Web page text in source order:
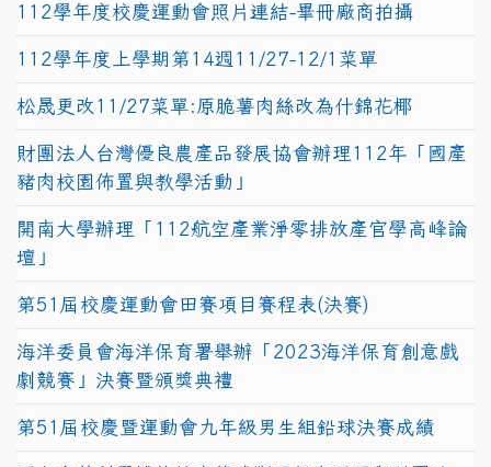
112學年度校慶運動會照片連結-畢冊廠商拍攝
112學年度上學期第14週11/27-12/1菜單
松晟更改11/27菜單:原脆薯肉絲改為什錦花椰
財團法人台灣優良農產品發展協會辦理112年「國產
豬肉校園佈置與教學活動」
開南大學辦理「112航空產業淨零排放產官學高峰論
壇」
第51屆校慶運動會田賽項目賽程表(決賽)
海洋委員會海洋保育署舉辦「2023海洋保育創意戲
劇競賽」決賽暨頒獎典禮
第51屆校慶暨運動會九年級男生組鉛球決賽成績